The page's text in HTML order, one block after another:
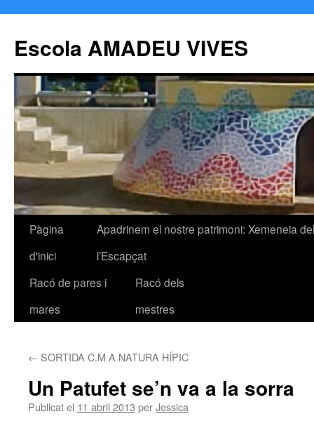
Escola AMADEU VIVES
Vés
contingut
Pàgina
d'inici
Apadrinem el nostre patrimoni: Xemeneia
l’Escapçat
Racó de pares i
mares
Racó dels
mestres
← SORTIDA C.M A NATURA HÍPIC
Un Patufet se’n va a la sorra
Publicat el 11 abril 2013 perJessica